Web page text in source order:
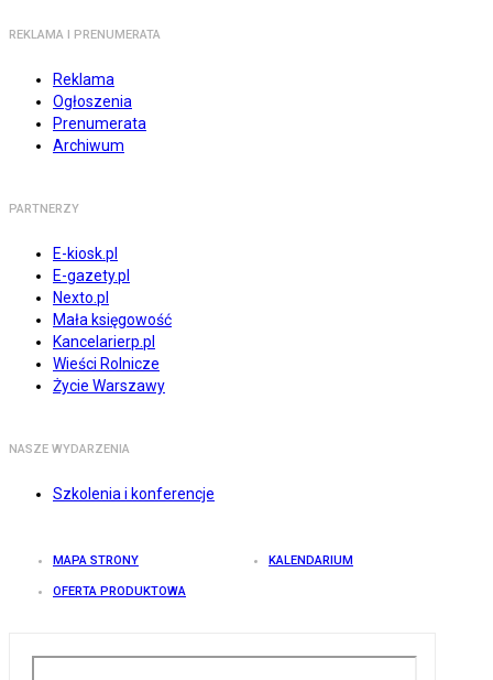
REKLAMA I PRENUMERATA
Reklama
Ogłoszenia
Prenumerata
Archiwum
PARTNERZY
E-kiosk.pl
E-gazety.pl
Nexto.pl
Mała księgowość
Kancelarierp.pl
Wieści Rolnicze
Życie Warszawy
NASZE WYDARZENIA
Szkolenia i konferencje
MAPA STRONY KALENDARIUM
OFERTA PRODUKTOWA